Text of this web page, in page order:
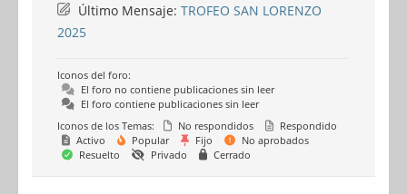
Último Mensaje: TROFEO SAN LORENZO
2025
Iconos del foro:
El foro no contiene publicaciones sin leer
El foro contiene publicaciones sin leer
Iconos de los Temas:
No respondidos
Respondido
Activo
Popular Fijo
No aprobados
Resuelto
Privado Cerrado